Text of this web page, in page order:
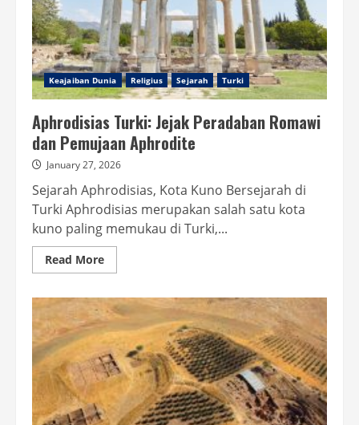
Keajaiban Dunia Religius Sejarah Turki
Aphrodisias Turki: Jejak Peradaban Romawi
dan Pemujaan Aphrodite
January 27, 2026
Sejarah Aphrodisias, Kota Kuno Bersejarah di
Turki Aphrodisias merupakan salah satu kota
kuno paling memukau di Turki,...
Read MoreRead
more
Turki:
Jejak
Peradaban
Romawi
dan
Pemujaan
Aphrodite